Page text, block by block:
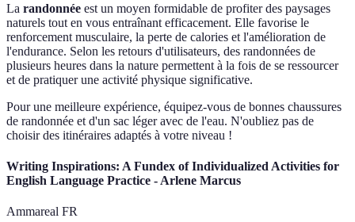
La randonnée est un moyen formidable de profiter des paysages
naturels tout en vous entraînant efficacement. Elle favorise le
renforcement musculaire, la perte de calories et l'amélioration de
l'endurance. Selon les retours d'utilisateurs, des randonnées de
plusieurs heures dans la nature permettent à la fois de se ressourcer
et de pratiquer une activité physique significative.
Pour une meilleure expérience, équipez-vous de bonnes chaussures
de randonnée et d'un sac léger avec de l'eau. N'oubliez pas de
choisir des itinéraires adaptés à votre niveau !
Writing Inspirations: A Fundex of Individualized Activities for
English Language Practice - Arlene Marcus
Ammareal FR